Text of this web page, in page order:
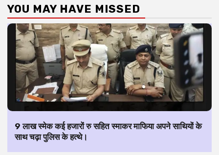
YOU MAY HAVE MISSED
9 लाख स्मेक कई हजारों रु सहित स्माकर माफिया अपने साथियों के
साथ चढ़ा पुलिस के हत्थे।